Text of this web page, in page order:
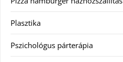
Plasztika
Pszichológus párterápia